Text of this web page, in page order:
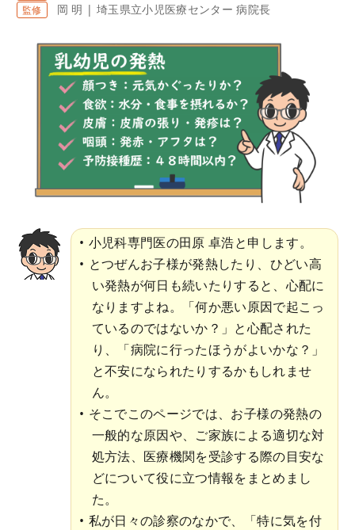
監修 岡 明 | 埼玉県立小児医療センター 病院長
小児科専門医の田原 卓浩と申します。
とつぜんお子様が発熱したり、ひどい高
い発熱が何日も続いたりすると、心配に
なりますよね。「何か悪い原因で起こっ
ているのではないか？」と心配された
り、「病院に行ったほうがよいかな？」
と不安になられたりするかもしれませ
ん。
そこでこのページでは、お子様の発熱の
一般的な原因や、ご家族による適切な対
処方法、医療機関を受診する際の目安な
どについて役に立つ情報をまとめまし
た。
私が日々の診察のなかで、「特に気を付